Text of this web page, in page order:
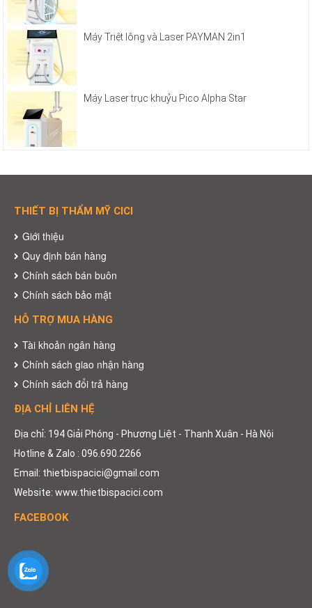
Máy Triệt lông và Laser PAYMAN 2in1
Máy Laser trục khuỷu Pico Alpha Star
THIẾT BỊ THẨM MỸ CICI
Giới thiệu
Quy định bán hàng
Chính sách bán buôn
Chính sách bảo mật
HỖ TRỢ MUA HÀNG
Tài khoản ngân hàng
Chính sách giao nhận hàng
Chính sách đổi trả hàng
ĐỊA CHỈ LIÊN HỆ
Địa chỉ: 194 Giải Phóng - Phương Liệt - Thanh Xuân - Hà Nội
Hotline & Zalo : 096.690.2266
Email: thietbispacici@gmail.com
Website: www.thietbispacici.com
FACEBOOK